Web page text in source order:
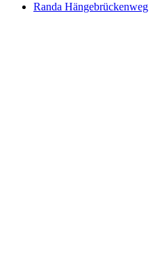
Randa Hängebrückenweg